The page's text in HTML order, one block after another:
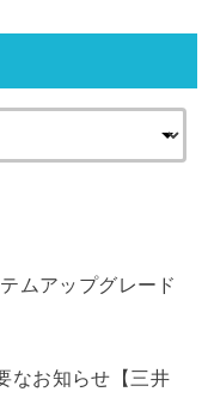
ムアップグレード
なお知らせ【三井